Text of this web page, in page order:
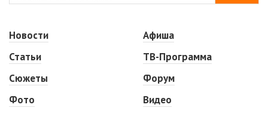
Новости
Статьи
Сюжеты
Фото
Афиша
ТВ-Программа
Форум
Видео